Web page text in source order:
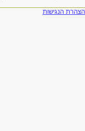
הנגישות